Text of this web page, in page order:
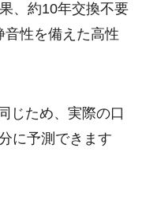
、約10年交換不要
性を備えた高性
じため、実際の口
に予測できます